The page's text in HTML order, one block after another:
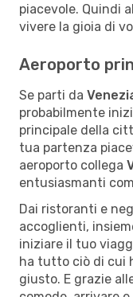
piacevole. Quindi
vivere la gioia di
Aeroporto
Se parti da
probabilmente
principale della
tua partenza
aeroporto collega
entusiasmanti
Dai ristoranti e
accoglienti,
iniziare il tuo
ha tutto ciò di cui
giusto. E grazie